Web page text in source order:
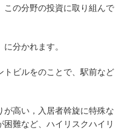
この分野の投資に取り組んで
分かれます。
トビルをのことで、駅前など
高い，入居者斡旋に特殊な
困難など、ハイリスクハイリ